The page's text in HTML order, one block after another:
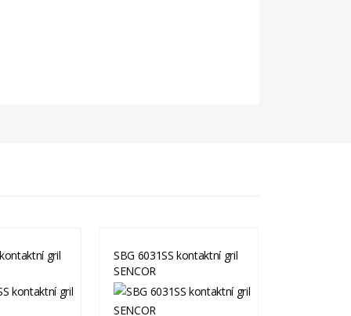
gril
SBG 6031SS kontaktní gril
SENCOR